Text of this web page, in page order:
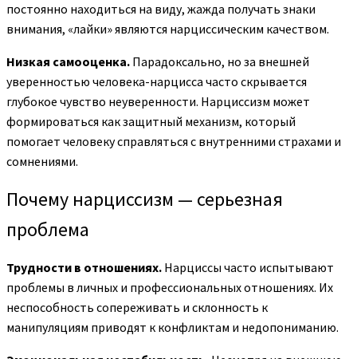
постоянно находиться на виду, жажда получать знаки
внимания, «лайки» являются нарциссическим качеством.
Низкая самооценка. Парадоксально, но за внешней
уверенностью человека-нарцисса часто скрывается
глубокое чувство неуверенности. Нарциссизм может
формироваться как защитный механизм, который
помогает человеку справляться с внутренними страхами и
сомнениями.
Почему нарциссизм — серьезная
проблема
Трудности в отношениях. Нарциссы часто испытывают
проблемы в личных и профессиональных отношениях. Их
неспособность сопереживать и склонность к
манипуляциям приводят к конфликтам и недопониманию.